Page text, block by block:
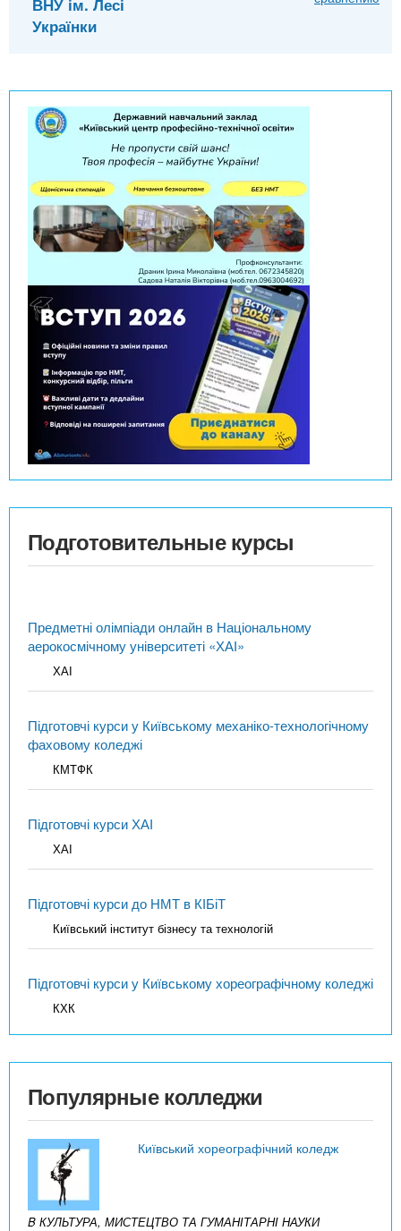
Українки
Подготовительные курсы
Предметні олімпіади онлайн в Національному
аерокосмічному університеті «ХАІ»
ХАІ
Підготовчі курси у Київському механіко-технологічному
фаховому коледжі
КМТФК
Підготовчі курси ХАІ
ХАІ
Підготовчі курси до НМТ в КІБіТ
Київський інститут бізнесу та технологій
Підготовчі курси у Київському хореографічному коледжі
КХК
Популярные колледжи
Київський хореографічний коледж
B КУЛЬТУРА, МИСТЕЦТВО ТА ГУМАНІТАРНІ НАУКИ